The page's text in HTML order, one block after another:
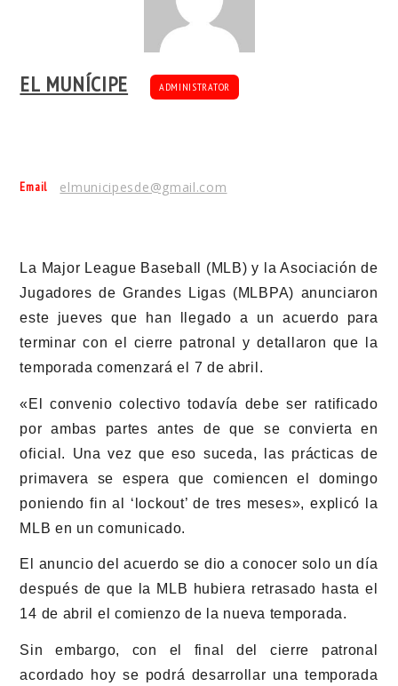
EL MUNÍCIPE ADMINISTRATOR
Email elmunicipesde@gmail.com
La Major League Baseball (MLB) y la Asociación de
Jugadores de Grandes Ligas (MLBPA) anunciaron
este jueves que han llegado a un acuerdo para
terminar con el cierre patronal y detallaron que la
temporada comenzará el 7 de abril.
«El convenio colectivo todavía debe ser ratificado
por ambas partes antes de que se convierta en
oficial. Una vez que eso suceda, las prácticas de
primavera se espera que comiencen el domingo
poniendo fin al ‘lockout’ de tres meses», explicó la
MLB en un comunicado.
El anuncio del acuerdo se dio a conocer solo un día
después de que la MLB hubiera retrasado hasta el
14 de abril el comienzo de la nueva temporada.
Sin embargo, con el final del cierre patronal
acordado hoy se podrá desarrollar una temporada